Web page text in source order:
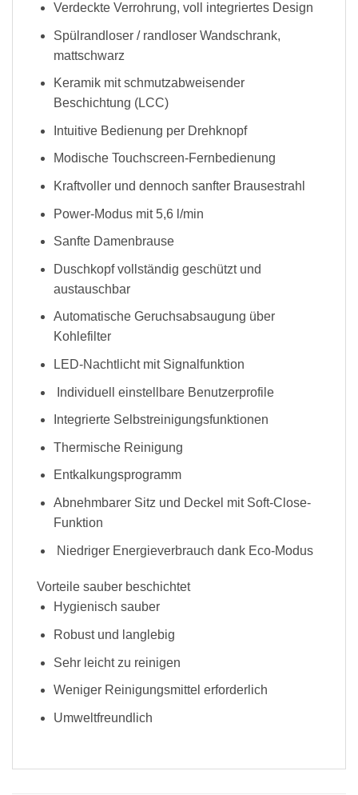
Verdeckte Verrohrung, voll integriertes Design
Spülrandloser / randloser Wandschrank,
mattschwarz
Keramik mit schmutzabweisender
Beschichtung (LCC)
Intuitive Bedienung per Drehknopf
Modische Touchscreen-Fernbedienung
Kraftvoller und dennoch sanfter Brausestrahl
Power-Modus mit 5,6 l/min
Sanfte Damenbrause
Duschkopf vollständig geschützt und
austauschbar
Automatische Geruchsabsaugung über
Kohlefilter
LED-Nachtlicht mit Signalfunktion
Individuell einstellbare Benutzerprofile
Integrierte Selbstreinigungsfunktionen
Thermische Reinigung
Entkalkungsprogramm
Abnehmbarer Sitz und Deckel mit Soft-Close-
Funktion
Niedriger Energieverbrauch dank Eco-Modus
Vorteile sauber beschichtet
Hygienisch sauber
Robust und langlebig
Sehr leicht zu reinigen
Weniger Reinigungsmittel erforderlich
Umweltfreundlich